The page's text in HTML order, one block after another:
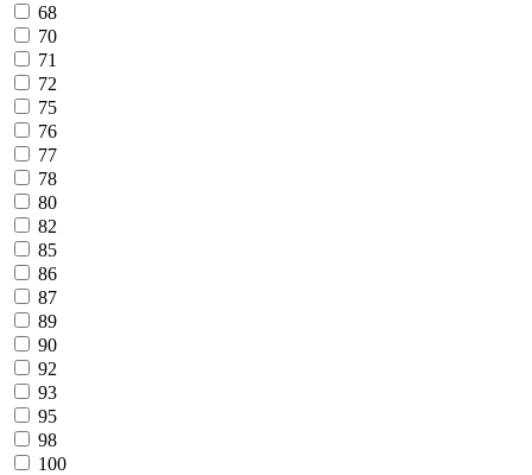
68
70
71
72
75
76
77
78
80
82
85
86
87
89
90
92
93
95
98
100